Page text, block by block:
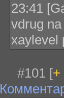
23:41
vdrug
xaylevel
#101 [+